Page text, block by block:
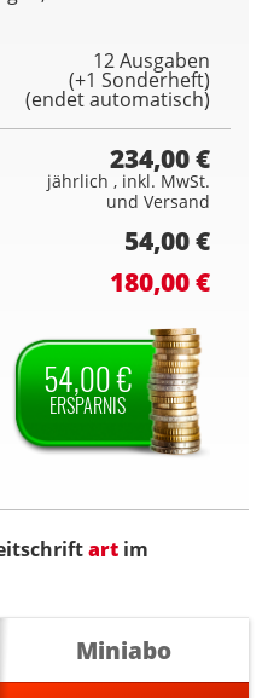
12 Ausgaben
(+1 Sonderheft)
(endet automatisch)
234,00 €
jährlich , inkl. MwSt.
und Versand
54,00 €
180,00 €
54,00 €
ERSPARNIS
art im
Miniabo